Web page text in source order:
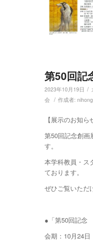
第50回
2023年10月19日 /
会 / 作成者:
【展示のお知ら
第50回記念創画
す。
本学科教員・ス
ております。
ぜひご覧いただ
●「第50回記念
会期：10月24日